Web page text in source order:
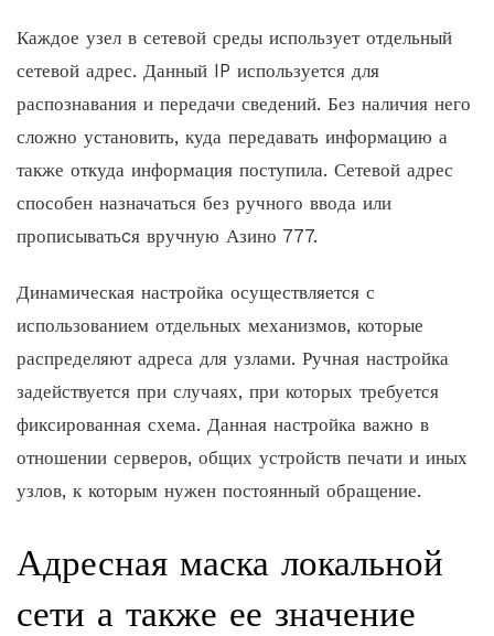
Каждое узел в сетевой среды использует отдельный
сетевой адрес. Данный IP используется для
распознавания и передачи сведений. Без наличия него
сложно установить, куда передавать информацию а
также откуда информация поступила. Сетевой адрес
способен назначаться без ручного ввода или
прописыватьcя вручную Азино 777.
Динамическая настройка осуществляется с
использованием отдельных механизмов, которые
распределяют адреса для узлами. Ручная настройка
задействуется при случаях, при которых требуется
фиксированная схема. Данная настройка важно в
отношении серверов, общих устройств печати и иных
узлов, к которым нужен постоянный обращение.
Адресная маска локальной
сети а также ее значение